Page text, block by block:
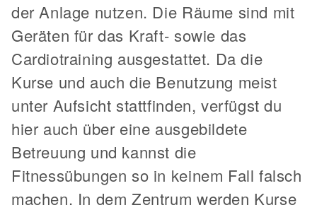
der Anlage nutzen. Die Räume sind mit
Geräten für das Kraft- sowie das
Cardiotraining ausgestattet. Da die
Kurse und auch die Benutzung meist
unter Aufsicht stattfinden, verfügst du
hier auch über eine ausgebildete
Betreuung und kannst die
Fitnessübungen so in keinem Fall falsch
machen. In dem Zentrum werden Kurse